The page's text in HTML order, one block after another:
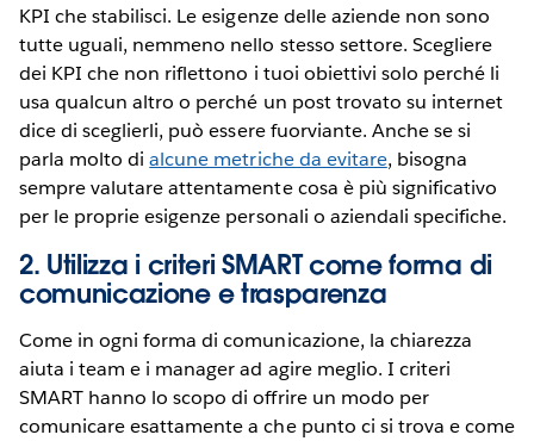
KPI che stabilisci. Le esigenze delle aziende non sono
tutte uguali, nemmeno nello stesso settore. Scegliere
dei KPI che non riflettono i tuoi obiettivi solo perché li
usa qualcun altro o perché un post trovato su internet
dice di sceglierli, può essere fuorviante. Anche se si
parla molto dialcune metriche da evitare, bisogna
sempre valutare attentamente cosa è più significativo
per le proprie esigenze personali o aziendali specifiche.
2. Utilizza i criteri SMART come forma di
comunicazione e trasparenza
Come in ogni forma di comunicazione, la chiarezza
aiuta i team e i manager ad agire meglio. I criteri
SMART hanno lo scopo di offrire un modo per
comunicare esattamente a che punto ci si trova e come